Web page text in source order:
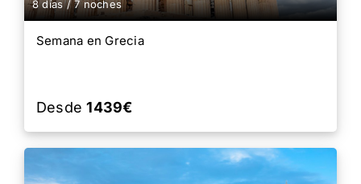
8 días / 7 noches
Semana en Grecia
Desde1439€